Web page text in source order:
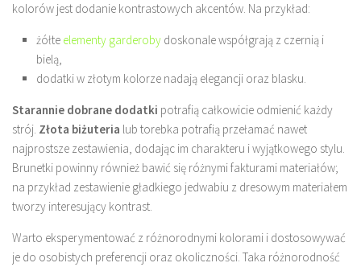
kolorów jest dodanie kontrastowych akcentów. Na przykład:
żółte elementy garderoby doskonale współgrają z czernią i
bielą,
dodatki w złotym kolorze nadają elegancji oraz blasku.
Starannie dobrane dodatki potrafią całkowicie odmienić każdy
strój. Złota biżuteria lub torebka potrafią przełamać nawet
najprostsze zestawienia, dodając im charakteru i wyjątkowego stylu.
Brunetki powinny również bawić się różnymi fakturami materiałów;
na przykład zestawienie gładkiego jedwabiu z dresowym materiałem
tworzy interesujący kontrast.
Warto eksperymentować z różnorodnymi kolorami i dostosowywać
je do osobistych preferencji oraz okoliczności. Taka różnorodność